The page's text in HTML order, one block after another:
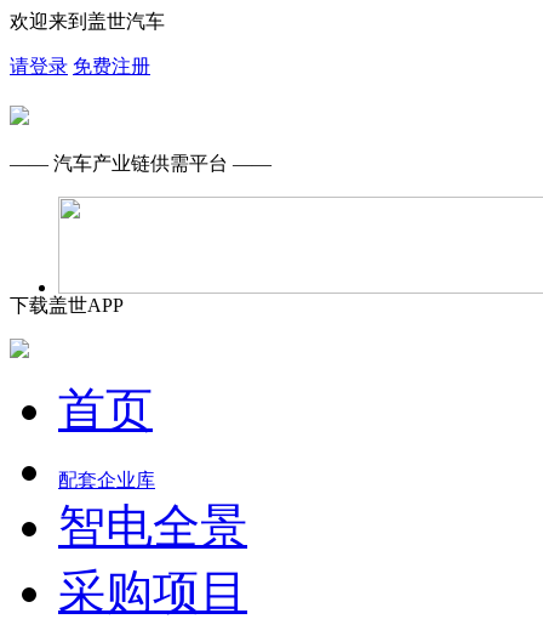
欢迎来到盖世汽车
请登录 免费注册
—— 汽车产业链供需平台 ——
下载盖世APP
首页
配套企业库
智电全景
采购项目